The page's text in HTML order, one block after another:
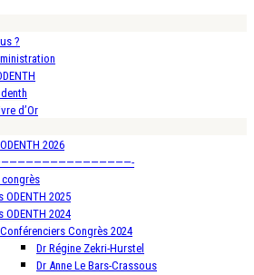
?
d’Or
2026
ODENTH 2025
ODENTH 2024
Conférenciers Congrès 2024
Dr Régine Zekri-Hurstel
Dr Anne Le Bars-Crassous